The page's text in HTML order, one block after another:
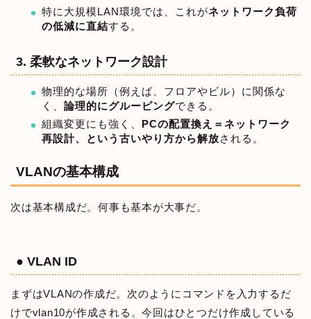
特に大規模LAN環境では、これがネットワーク負荷
の低減に直結する。
3. 柔軟なネットワーク設計
物理的な場所（例えば、フロアやビル）に関係な
く、 論理的にグルーピングできる。
組織変更にも強く、 PCの配置換え＝ネットワーク
再設計、という古いやり方から解放される。
VLANの基本構成
次は基本構成だ。何事も基本が大事だ。
● VLAN ID
まずはVLANの作成だ。次のようにコマンドを入力するだ
けでvlan10が作成される。今回はひとつだけ作成している